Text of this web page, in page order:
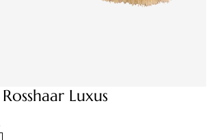
Luxus